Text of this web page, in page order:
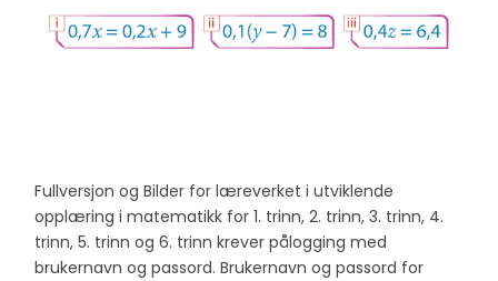
Fullversjon og Bilder for læreverket i utviklende
opplæring i matematikk for 1. trinn, 2. trinn, 3. trinn, 4.
trinn, 5. trinn og 6. trinn krever pålogging med
brukernavn og passord. Brukernavn og passord for